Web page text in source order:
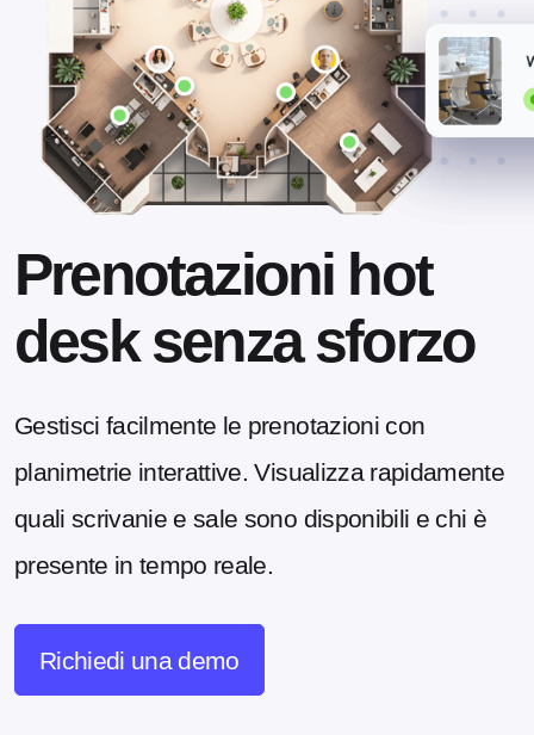
Prenotazioni hot
desk senza sforzo
Gestisci facilmente le prenotazioni con
planimetrie interattive. Visualizza rapidamente
quali scrivanie e sale sono disponibili e chi è
presente in tempo reale.
Richiedi una demo